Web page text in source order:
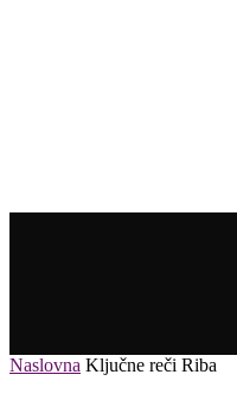
Naslovna Ključne reči Riba